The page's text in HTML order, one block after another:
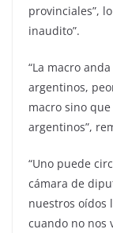
provinciales”,
inaudito”.
“La macro
argentinos,
macro sino
argentinos”,
“Uno puede
cámara de
nuestros oídos
cuando no nos